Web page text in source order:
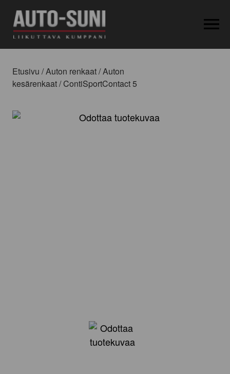
Etusivu /Auton renkaat/Auton
kesärenkaat/ ContiSportContact 5